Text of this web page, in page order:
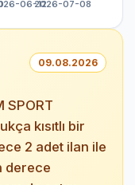
09.08.2026
SPORT
kısıtlı bir
2 adet ilan ile
derece